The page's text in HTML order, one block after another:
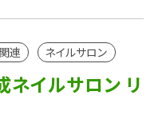
連 ネイルサロン
ネイルサロン リ